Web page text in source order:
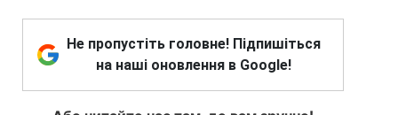
Не пропустіть головне! Підпишіться
на наші оновлення в Google!